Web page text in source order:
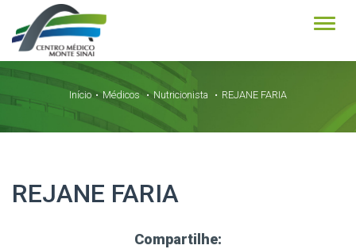
Início Médicos Nutricionista REJANE FARIA
REJANE FARIA
Compartilhe: